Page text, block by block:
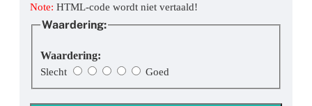
Note: HTML-code wordt niet vertaald!
Waardering:
Waardering:
Slecht Goed